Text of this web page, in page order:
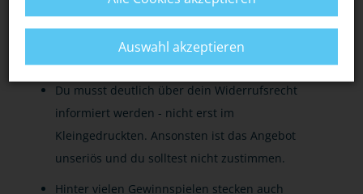
Lockbegriffen wie "Gratisangebot" und
kostenpflichtige Leistungen verstecken.
Du musst deutlich über dein Widerrufsrecht
informiert werden - nicht erst im
Kleingedruckten. Ansonsten ist das Angebot
unseriös und du solltest nicht zustimmen.
Hinter vielen Gewinnspielen stecken auch
Auswahl akzeptieren